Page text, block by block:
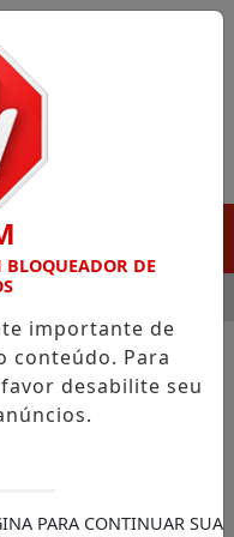
ATUAÇÃO VOLTADA
BLOQUEADOR DE
importante de
conteúdo. Para
desabilite seu
PARA CONTINUAR SUA